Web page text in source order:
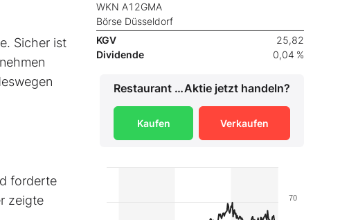
Sicher ist
forderte
zeigte
WKN A12GMA
Börse Düsseldorf
KGV
25,82
Dividende
0,04 %
Restaurant Brands InternationalAktie jetzt handeln?
Kaufen Verkaufen
70